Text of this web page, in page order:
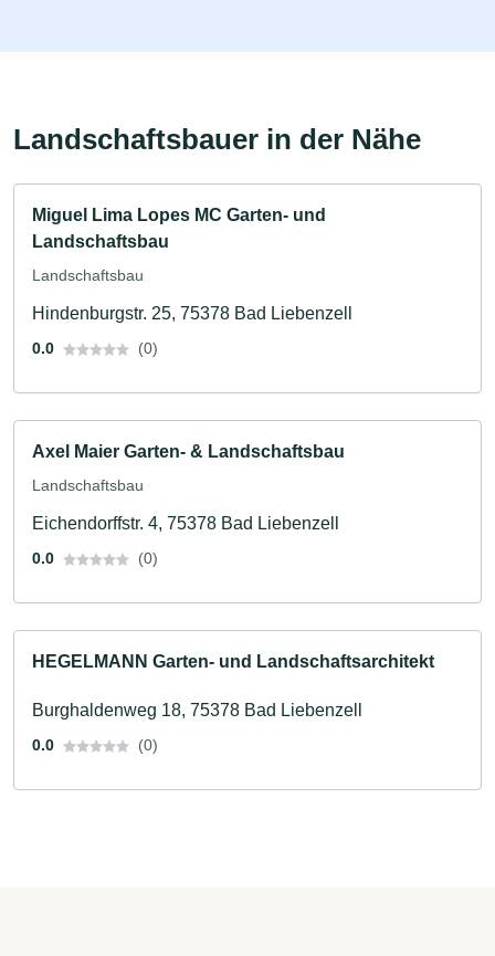
Landschaftsbauer in der Nähe
Miguel Lima Lopes MC Garten- und
Landschaftsbau
Landschaftsbau
Hindenburgstr. 25, 75378 Bad Liebenzell
0.0 (0)
Axel Maier Garten- & Landschaftsbau
Landschaftsbau
Eichendorffstr. 4, 75378 Bad Liebenzell
0.0 (0)
HEGELMANN Garten- und Landschaftsarchitekt
Burghaldenweg 18, 75378 Bad Liebenzell
0.0 (0)